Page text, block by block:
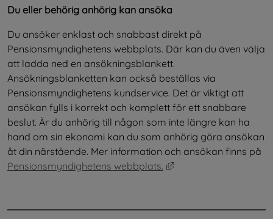
Du eller behörig anhörig kan ansöka
Du ansöker enklast och snabbast direkt på
Pensionsmyndighetens webbplats. Där kan du även välja
att ladda ned en ansökningsblankett.
Ansökningsblanketten kan också beställas via
Pensionsmyndighetens kundservice. Det är viktigt att
ansökan fylls i korrekt och komplett för ett snabbare
beslut. Är du anhörig till någon som inte längre kan ha
hand om sin ekonomi kan du som anhörig göra ansökan
Pensionsmyndighetens webbplats.
Länk till annan